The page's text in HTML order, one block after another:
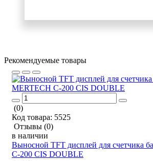
Рекомендуемые товары
(0)
Код товара: 5525
Отзывы (0)
в наличии
Выносной TFT дисплей для счетчика
C-200 CIS DOUBLE